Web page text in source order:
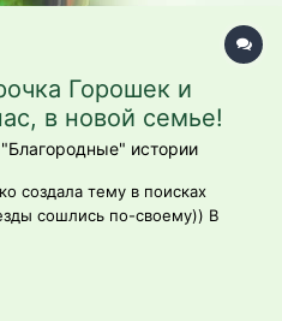
Горошек и
в новой семье!
"Благородные" истории
создала тему в поисках
сошлись по-своему)) В
объявление о
пары (ну как взрослой, 4 и 6